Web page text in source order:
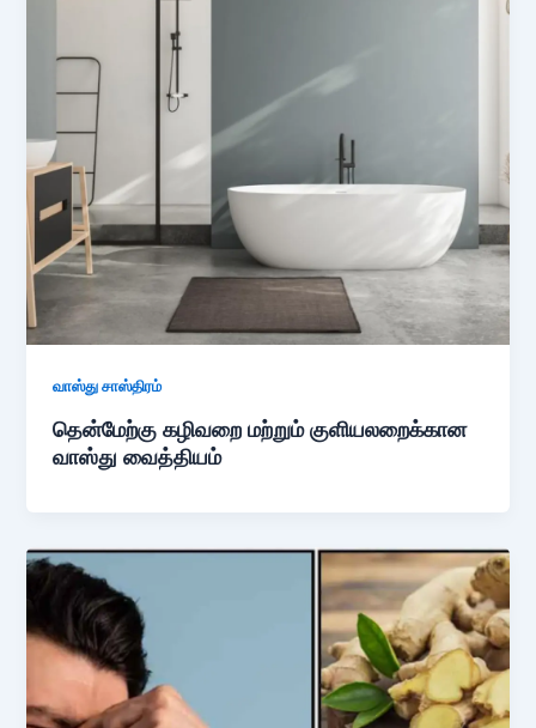
வாஸ்து சாஸ்திரம்
தென்மேற்கு கழிவறை மற்றும் குளியலறைக்கான
வாஸ்து வைத்தியம்